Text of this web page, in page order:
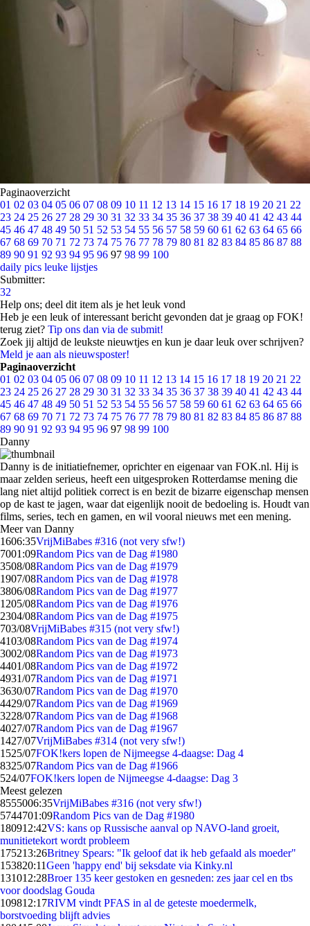
Paginaoverzicht
01 02 03 04 05 06 07 08 09 10 11 12 13 14 15 16 17 18 19 20 21 22
23 24 25 26 27 28 29 30 31 32 33 34 35 36 37 38 39 40 41 42 43 44
45 46 47 48 49 50 51 52 53 54 55 56 57 58 59 60 61 62 63 64 65 66
67 68 69 70 71 72 73 74 75 76 77 78 79 80 81 82 83 84 85 86 87 88
89 90 91 92 93 94 95 96 97 98 99 100
daily pics leuke lijstjes
Submitter:
32
Help ons; deel dit item als je het leuk vond
Heb je een leuk of interessant bericht gevonden dat je graag op FOK!
terug ziet? Tip ons dan via de submit!
Zoek jij altijd de leukste nieuwtjes en kun je daar leuk over schrijven?
Meld je aan als nieuwsposter!
Paginaoverzicht
01 02 03 04 05 06 07 08 09 10 11 12 13 14 15 16 17 18 19 20 21 22
23 24 25 26 27 28 29 30 31 32 33 34 35 36 37 38 39 40 41 42 43 44
45 46 47 48 49 50 51 52 53 54 55 56 57 58 59 60 61 62 63 64 65 66
67 68 69 70 71 72 73 74 75 76 77 78 79 80 81 82 83 84 85 86 87 88
89 90 91 92 93 94 95 96 97 98 99 100
Danny
Danny is de initiatiefnemer, oprichter en eigenaar van FOK.nl. Hij is
maar zelden serieus, heeft een uitgesproken Rotterdamse mening die
lang niet altijd politiek correct is en bezit de bizarre eigenschap mensen
op de kast te jagen, waar dat eigenlijk nooit de bedoeling is. Houdt van
films, series, tech en gamen, en wil vooral nieuws met een mening.
Meer van Danny
1606:35VrijMiBabes #316 (not very sfw!)
7001:09Random Pics van de Dag #1980
3508/08Random Pics van de Dag #1979
1907/08Random Pics van de Dag #1978
3806/08Random Pics van de Dag #1977
1205/08Random Pics van de Dag #1976
2304/08Random Pics van de Dag #1975
703/08VrijMiBabes #315 (not very sfw!)
4103/08Random Pics van de Dag #1974
3002/08Random Pics van de Dag #1973
4401/08Random Pics van de Dag #1972
4931/07Random Pics van de Dag #1971
3630/07Random Pics van de Dag #1970
4429/07Random Pics van de Dag #1969
3228/07Random Pics van de Dag #1968
4027/07Random Pics van de Dag #1967
1427/07VrijMiBabes #314 (not very sfw!)
1525/07FOK!kers lopen de Nijmeegse 4-daagse: Dag 4
8325/07Random Pics van de Dag #1966
524/07FOK!kers lopen de Nijmeegse 4-daagse: Dag 3
Meest gelezen
8555006:35VrijMiBabes #316 (not very sfw!)
5744701:09Random Pics van de Dag #1980
180912:42VS: kans op Russische aanval op NAVO-land groeit,
munitietekort wordt probleem
175213:26Britney Spears: "Ik geloof dat ik heb gefaald als moeder"
153820:11Geen 'happy end' bij seksdate via Kinky.nl
131012:28Broer 135 keer gestoken en gesneden: zes jaar cel en tbs
voor doodslag Gouda
109812:17RIVM vindt PFAS in al de geteste moedermelk,
borstvoeding blijft advies